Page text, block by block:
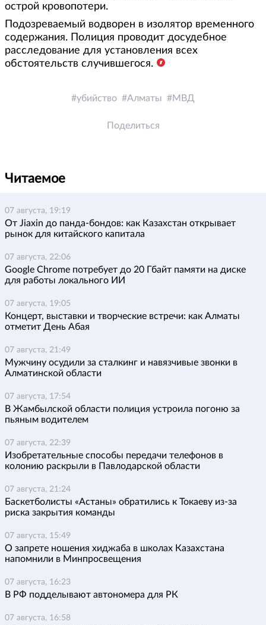
острой кровопотери.
Подозреваемый водворен в изолятор временного
содержания. Полиция проводит досудебное
расследование для установления всех
обстоятельств случившегося.
убийство Алматы МВД
Поделиться
Читаемое
07 августа, 19:19
От Jiaxin до панда-бондов: как Казахстан открывает
рынок для китайского капитала
07 августа, 22:06
Google Chrome потребует до 20 Гбайт памяти на диске
для работы локального ИИ
07 августа, 19:05
Концерт, выставки и творческие встречи: как Алматы
отметит День Абая
07 августа, 21:49
Мужчину осудили за сталкинг и навязчивые звонки в
Алматинской области
07 августа, 17:54
В Жамбылской области полиция устроила погоню за
пьяным водителем
07 августа, 22:39
Изобретательные способы передачи телефонов в
колонию раскрыли в Павлодарской области
07 августа, 21:24
Баскетболисты «Астаны» обратились к Токаеву из-за
риска закрытия команды
07 августа, 15:49
О запрете ношения хиджаба в школах Казахстана
напомнили в Минпросвещения
07 августа, 16:23
В РФ подделывают автономера для РК
07 августа, 16:58